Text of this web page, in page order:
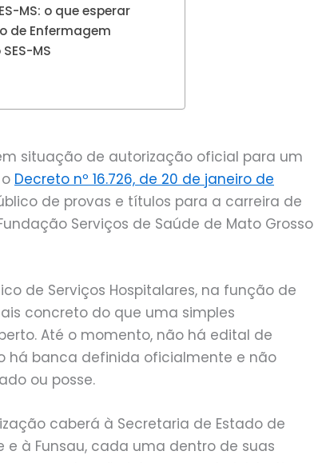
MS: o que esperar
de Enfermagem
MS
situação de autorização oficial para um
Decreto nº 16.726, de 20 de janeiro de
de provas e títulos para a carreira de
Serviços de Saúde de Mato Grosso
de Serviços Hospitalares, na função de
concreto do que uma simples
Até o momento, não há edital de
há banca definida oficialmente e não
ou posse.
caberá à Secretaria de Estado de
e à Funsau, cada uma dentro de suas